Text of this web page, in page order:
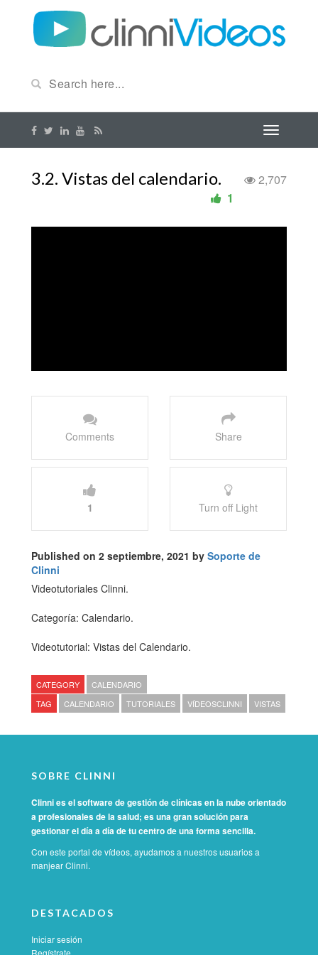
3.2. Vistas del calendario.
2,707
1
Comments Share
1 Turn off Light
Published on 2 septiembre, 2021 by Soporte de
Clinni
Videotutoriales Clinni.
Categoría: Calendario.
Videotutorial: Vistas del Calendario.
CATEGORY
CALENDARIO
TAG
CALENDARIO TUTORIALES VÍDEOSCLINNI VISTAS
SOBRE CLINNI
Clinni es el software de gestión de clínicas en la nube orientado
a profesionales de la salud; es una gran solución para
gestionar el día a día de tu centro de una forma sencilla.
Con este portal de vídeos, ayudamos a nuestros usuarios a
manjear Clinni.
DESTACADOS
Iniciar sesión
Regístrate